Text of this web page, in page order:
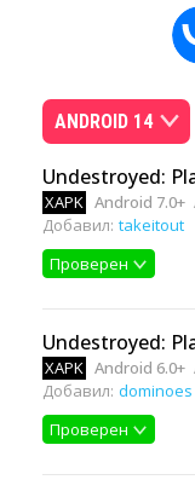
ANDROID 14
Undestroyed:
XAPK Android 7.0+
Добавил: takeitout
Проверен
Undestroyed:
XAPK Android 6.0+
Добавил: dominoes
Проверен